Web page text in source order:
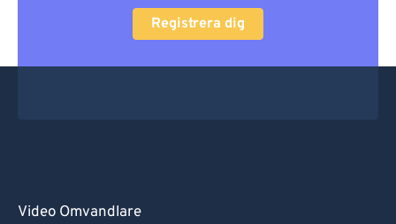
Registrera dig
Video Omvandlare